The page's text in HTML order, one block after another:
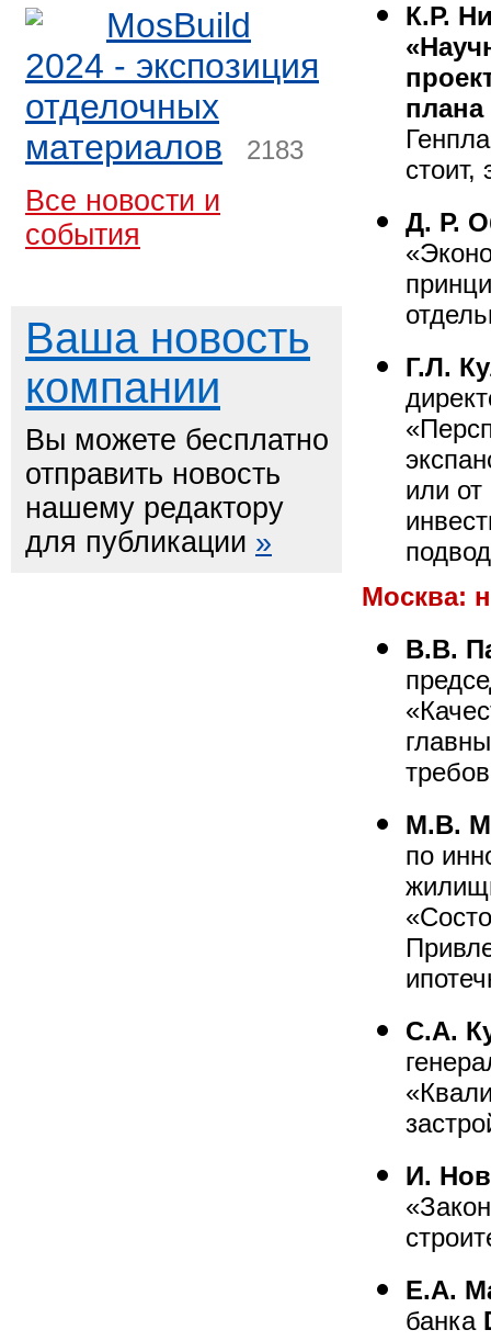
MosBuild
2024 - экспозиция
отделочных
материалов
2183
Все новости и
события
Ваша новость
компании
Вы можете бесплатно
отправить новость
нашему редактору
для публикации »
К.Р.
стоит,
Д. Р.
Г.Л.
или от
Москва:
В.В.
М.В.
по
С.А.
И.
Е.А.
банка